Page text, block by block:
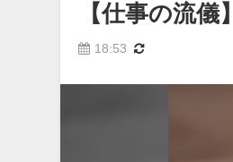
【仕事の流儀】
18:53